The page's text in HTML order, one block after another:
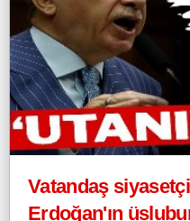
Vatandaş
Erdoğan'ın